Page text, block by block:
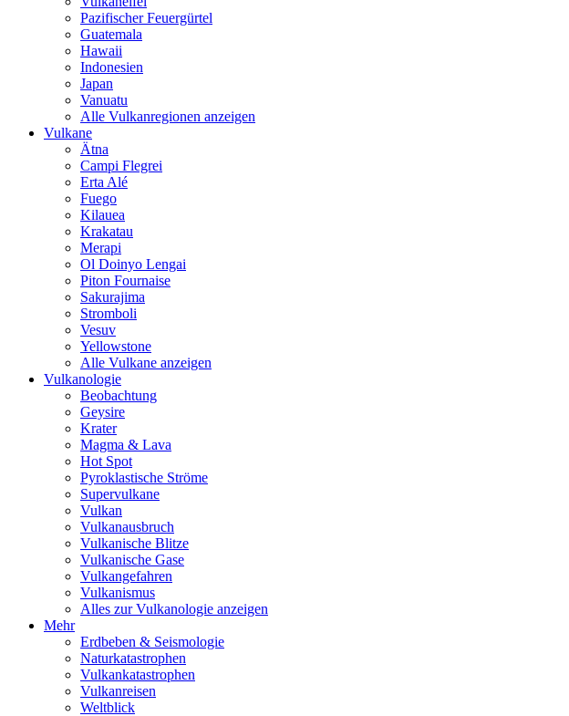
Pazifischer Feuergürtel
Guatemala
Hawaii
Indonesien
Japan
Vanuatu
Alle Vulkanregionen anzeigen
Vulkane
Ätna
Campi Flegrei
Erta Alé
Fuego
Kilauea
Krakatau
Merapi
Ol Doinyo Lengai
Piton Fournaise
Sakurajima
Stromboli
Vesuv
Yellowstone
Alle Vulkane anzeigen
Vulkanologie
Beobachtung
Geysire
Krater
Magma & Lava
Hot Spot
Pyroklastische Ströme
Supervulkane
Vulkan
Vulkanausbruch
Vulkanische Blitze
Vulkanische Gase
Vulkangefahren
Vulkanismus
Alles zur Vulkanologie anzeigen
Mehr
Erdbeben & Seismologie
Naturkatastrophen
Vulkankatastrophen
Vulkanreisen
Weltblick